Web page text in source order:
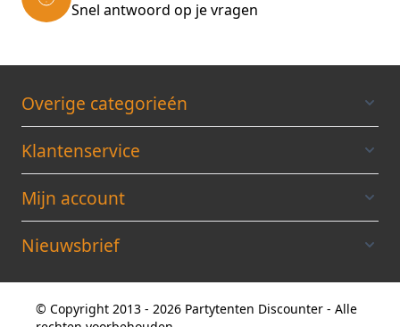
Snel antwoord op je vragen
Overige categorieén
Klantenservice
Mijn account
Nieuwsbrief
© Copyright 2013 - 2026 Partytenten Discounter - Alle